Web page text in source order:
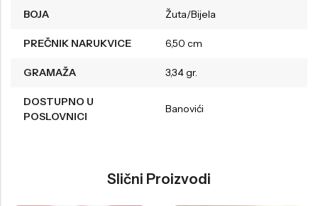
BOJA Žuta/Bijela
PREČNIK NARUKVICE 6,50 cm
GRAMAŽA 3,34 gr.
DOSTUPNO U
POSLOVNICI
Banovići
Slični Proizvodi